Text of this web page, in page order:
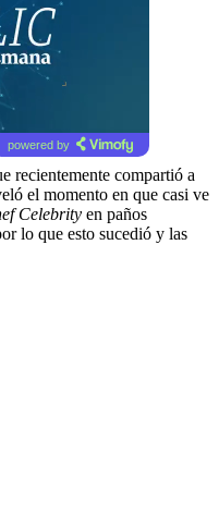
powered by
recientemente compartió a
el momento en que casi ve
Celebrity en paños
lo que esto sucedió y las